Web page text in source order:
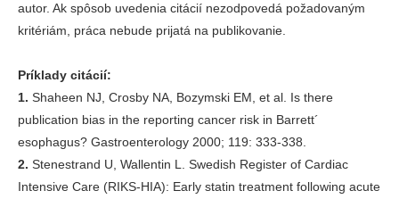
autor. Ak spôsob uvedenia citácií nezodpovedá požadovaným
kritériám, práca nebude prijatá na publikovanie.
Príklady citácií:
1. Shaheen NJ, Crosby NA, Bozymski EM, et al. Is there
publication bias in the reporting cancer risk in Barrett´
esophagus? Gastroenterology 2000; 119: 333-338.
2. Stenestrand U, Wallentin L. Swedish Register of Cardiac
Intensive Care (RIKS-HIA): Early statin treatment following acute